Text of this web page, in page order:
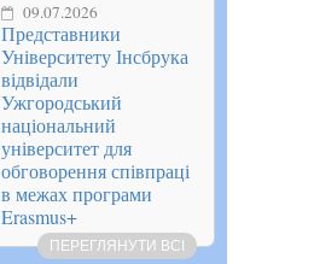
09.07.2026
Представники
Університету Інсбрука
відвідали
Ужгородський
національний
університет для
обговорення співпраці
в межах програми
Erasmus+
ПЕРЕГЛЯНУТИ ВСІ